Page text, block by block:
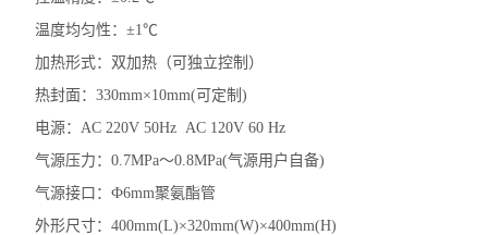
温度均匀性：±1℃
加热形式：双加热（可独立控制）
热封面：330mm×10mm(可定制)
电源： AC 220V 50Hz AC 120V 60 Hz
气源压力：0.7MPa～0.8MPa(气源用户自备)
气源接口：Ф6mm聚氨酯管
外形尺寸：400mm(L)×320mm(W)×400mm(H)